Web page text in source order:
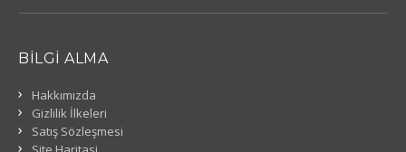
BILGI ALMA
Hakkımızda
Gizlilik İlkeleri
Satış Sözleşmesi